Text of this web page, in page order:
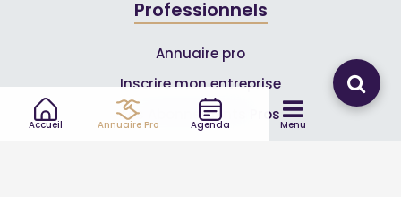
Accueil Annuaire Pro Agenda Menu
Professionnels
Annuaire pro
Inscrire mon entreprise
Les Abonnements Pros